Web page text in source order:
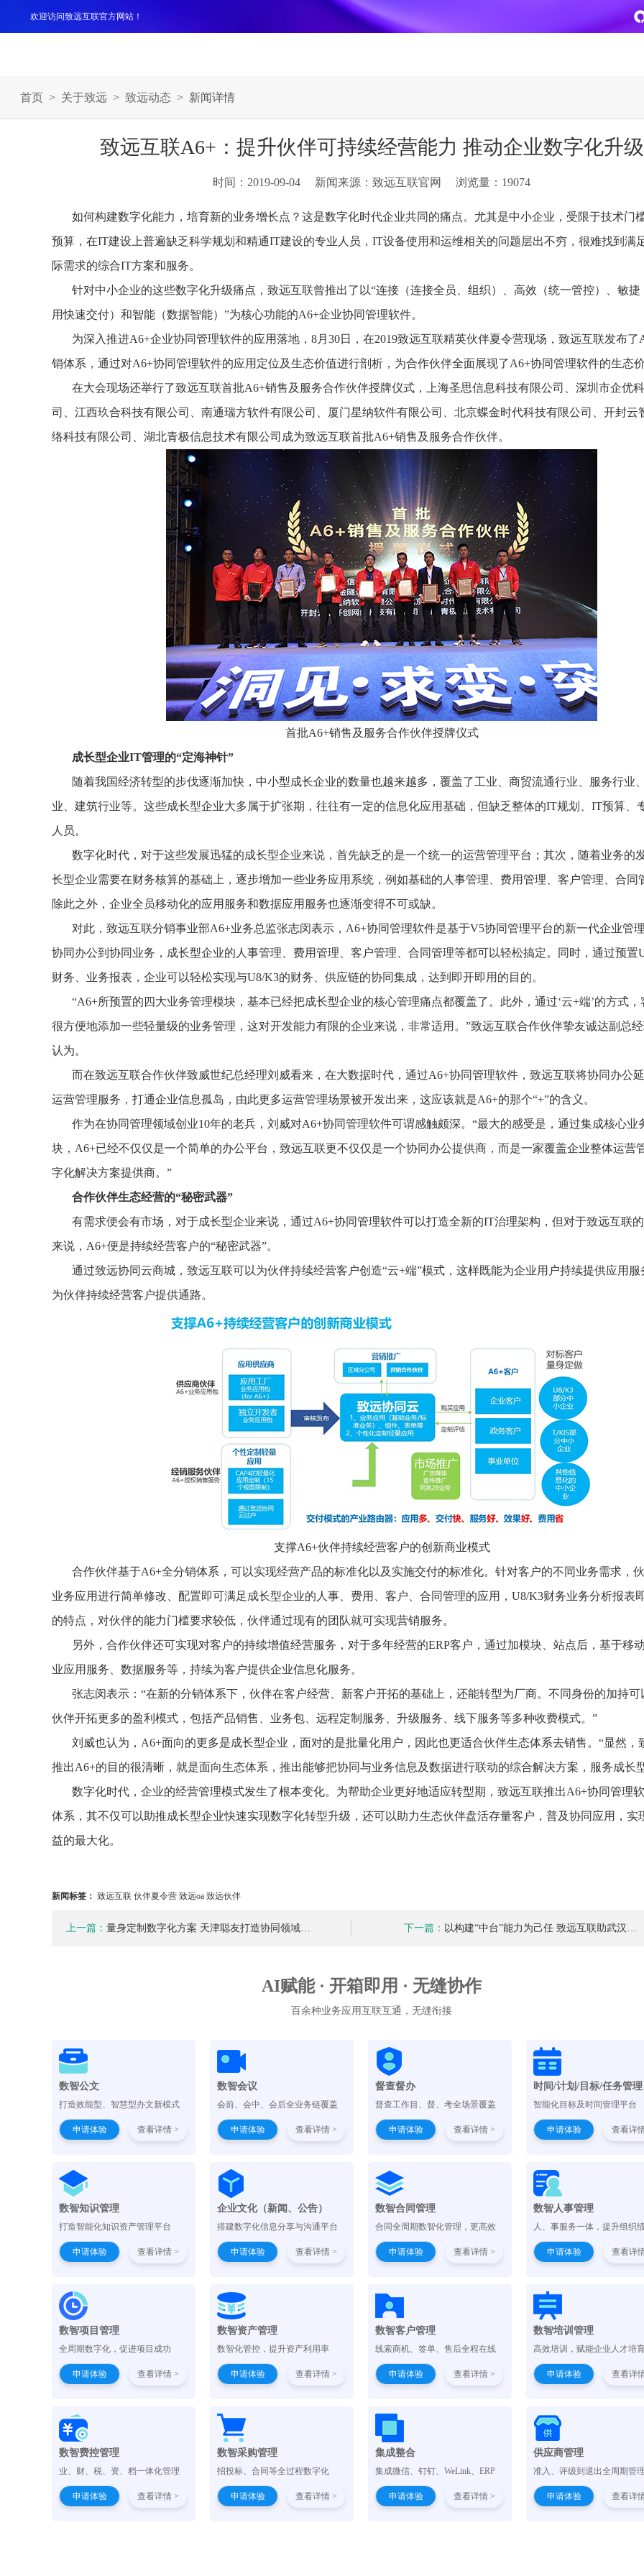
欢迎访问致远互联官方网站！
新一代AI智能体家族
CoMi Builder CoMi APP
协同运营与业务创新深度融合
央国企一体化 文事会一体化
安全可控的信创 全面适配 助力专精特新企业实力进
运营商解决方案
点线面结合，安全风险管控新策略 数智驱动，全域穿透
穿透式智能科技
全级次穿透，数智驱动科技管理
HR人力资源管理
数智赋能人力，全域一
人业财一体化
数智合规管控 数据驱动经营
首页 > 关于致远 > 致远动态 > 新闻详情
致远互联A6+：提升伙伴可持续经营能力 推动企业数字化升级
时间：2019-09-04 新闻来源：致远互联官网 浏览量：19074
如何构建数字化能力，培育新的业务增长点？这是数字化时代企业共同的痛点。尤其是中小企业，受限于技术门
预算，在IT建设上普遍缺乏科学规划和精通IT建设的专业人员，IT设备使用和运维相关的问题层出不穷，很难找到满
际需求的综合IT方案和服务。
针对中小企业的这些数字化升级痛点，致远互联曾推出了以“连接（连接全员、组织）、高效（统一管控）、敏捷
用快速交付）和智能（数据智能）”为核心功能的A6+企业协同管理软件。
为深入推进A6+企业协同管理软件的应用落地，8月30日，在2019致远互联精英伙伴夏令营现场，致远互联发布了
销体系，通过对A6+协同管理软件的应用定位及生态价值进行剖析，为合作伙伴全面展现了A6+协同管理软件的生态价
在大会现场还举行了致远互联首批A6+销售及服务合作伙伴授牌仪式，上海圣思信息科技有限公司、深圳市企优
司、江西玖合科技有限公司、南通瑞方软件有限公司、厦门星纳软件有限公司、北京蝶金时代科技有限公司、开封云
络科技有限公司、湖北青极信息技术有限公司成为致远互联首批A6+销售及服务合作伙伴。
首批A6+销售及服务合作伙伴授牌仪式
成长型企业IT管理的“定海神针”
随着我国经济转型的步伐逐渐加快，中小型成长企业的数量也越来越多，覆盖了工业、商贸流通行业、服务行业
业、建筑行业等。这些成长型企业大多属于扩张期，往往有一定的信息化应用基础，但缺乏整体的IT规划、IT预算、
人员。
数字化时代，对于这些发展迅猛的成长型企业来说，首先缺乏的是一个统一的运营管理平台；其次，随着业务的
长型企业需要在财务核算的基础上，逐步增加一些业务应用系统，例如基础的人事管理、费用管理、客户管理、合同
除此之外，企业全员移动化的应用服务和数据应用服务也逐渐变得不可或缺。
对此，致远互联分销事业部A6+业务总监张志闵表示，A6+协同管理软件是基于V5协同管理平台的新一代企业管
协同办公到协同业务，成长型企业的人事管理、费用管理、客户管理、合同管理等都可以轻松搞定。同时，通过预置
财务、业务报表，企业可以轻松实现与U8/K3的财务、供应链的协同集成，达到即开即用的目的。
“A6+所预置的四大业务管理模块，基本已经把成长型企业的核心管理痛点都覆盖了。此外，通过‘云+端’的方式，
很方便地添加一些轻量级的业务管理，这对开发能力有限的企业来说，非常适用。”致远互联合作伙伴挚友诚达副总
认为。
而在致远互联合作伙伴致威世纪总经理刘威看来，在大数据时代，通过A6+协同管理软件，致远互联将协同办公
运营管理服务，打通企业信息孤岛，由此更多运营管理场景被开发出来，这应该就是A6+的那个“+”的含义。
作为在协同管理领域创业10年的老兵，刘威对A6+协同管理软件可谓感触颇深。“最大的感受是，通过集成核心业
块，A6+已经不仅仅是一个简单的办公平台，致远互联更不仅仅是一个协同办公提供商，而是一家覆盖企业整体运营
字化解决方案提供商。”
合作伙伴生态经营的“秘密武器”
有需求便会有市场，对于成长型企业来说，通过A6+协同管理软件可以打造全新的IT治理架构，但对于致远互联
来说，A6+便是持续经营客户的“秘密武器”。
通过致远协同云商城，致远互联可以为伙伴持续经营客户创造“云+端”模式，这样既能为企业用户持续提供应用服
为伙伴持续经营客户提供通路。
支撑A6+伙伴持续经营客户的创新商业模式
合作伙伴基于A6+全分销体系，可以实现经营产品的标准化以及实施交付的标准化。针对客户的不同业务需求，
业务应用进行简单修改、配置即可满足成长型企业的人事、费用、客户、合同管理的应用，U8/K3财务业务分析报表
的特点，对伙伴的能力门槛要求较低，伙伴通过现有的团队就可实现营销服务。
另外，合作伙伴还可实现对客户的持续增值经营服务，对于多年经营的ERP客户，通过加模块、站点后，基于移
业应用服务、数据服务等，持续为客户提供企业信息化服务。
张志闵表示：“在新的分销体系下，伙伴在客户经营、新客户开拓的基础上，还能转型为厂商。不同身份的加持可
伙伴开拓更多的盈利模式，包括产品销售、业务包、远程定制服务、升级服务、线下服务等多种收费模式。”
刘威也认为，A6+面向的更多是成长型企业，面对的是批量化用户，因此也更适合伙伴生态体系去销售。“显然，
推出A6+的目的很清晰，就是面向生态体系，推出能够把协同与业务信息及数据进行联动的综合解决方案，服务成长
数字化时代，企业的经营管理模式发生了根本变化。为帮助企业更好地适应转型期，致远互联推出A6+协同管理
体系，其不仅可以助推成长型企业快速实现数字化转型升级，还可以助力生态伙伴盘活存量客户，普及协同应用，实
益的最大化。
新闻标签： 致远互联 伙伴夏令营 致远oa 致远伙伴
上一篇： 量身定制数字化方案 天津聪友打造协同领域… 下一篇： 以构建“中台”能力为己任 致远互联助武汉…
AI赋能 · 开箱即用 · 无缝协作
百余种业务应用互联互通，无缝衔接
数智公文
打造效能型、智慧型办文新模式
申请体验 查看详情 >
数智会议
会前、会中、会后全业务链覆盖
申请体验 查看详情 >
督查督办
督查工作目、督、考全场景覆盖
申请体验 查看详情 >
时间/计划/目标/任务管理
智能化目标及时间管理平台
申请体验 查看详
数智知识管理
打造智能化知识资产管理平台
申请体验 查看详情 >
企业文化（新闻、公告）
搭建数字化信息分享与沟通平台
申请体验 查看详情 >
数智合同管理
合同全周期数智化管理，更高效
申请体验 查看详情 >
数智人事管理
人、事服务一体，提升组织
申请体验 查看详
数智项目管理
全周期数字化，促进项目成功
申请体验 查看详情 >
数智资产管理
数智化管控，提升资产利用率
申请体验 查看详情 >
数智客户管理
线索商机、签单、售后全程在线
申请体验 查看详情 >
数智培训管理
高效培训，赋能企业人才培
申请体验 查看详
数智费控管理
业、财、税、资、档一体化管理
申请体验 查看详情 >
数智采购管理
招投标、合同等全过程数字化
申请体验 查看详情 >
集成整合
集成微信、钉钉、WeLink、ERP
申请体验 查看详情 >
供应商管理
准入、评级到退出全周期管理
申请体验 查看详